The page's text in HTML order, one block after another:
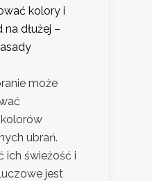
kolory i
dłużej –
może
ubrań.
ich świeżość i
jest